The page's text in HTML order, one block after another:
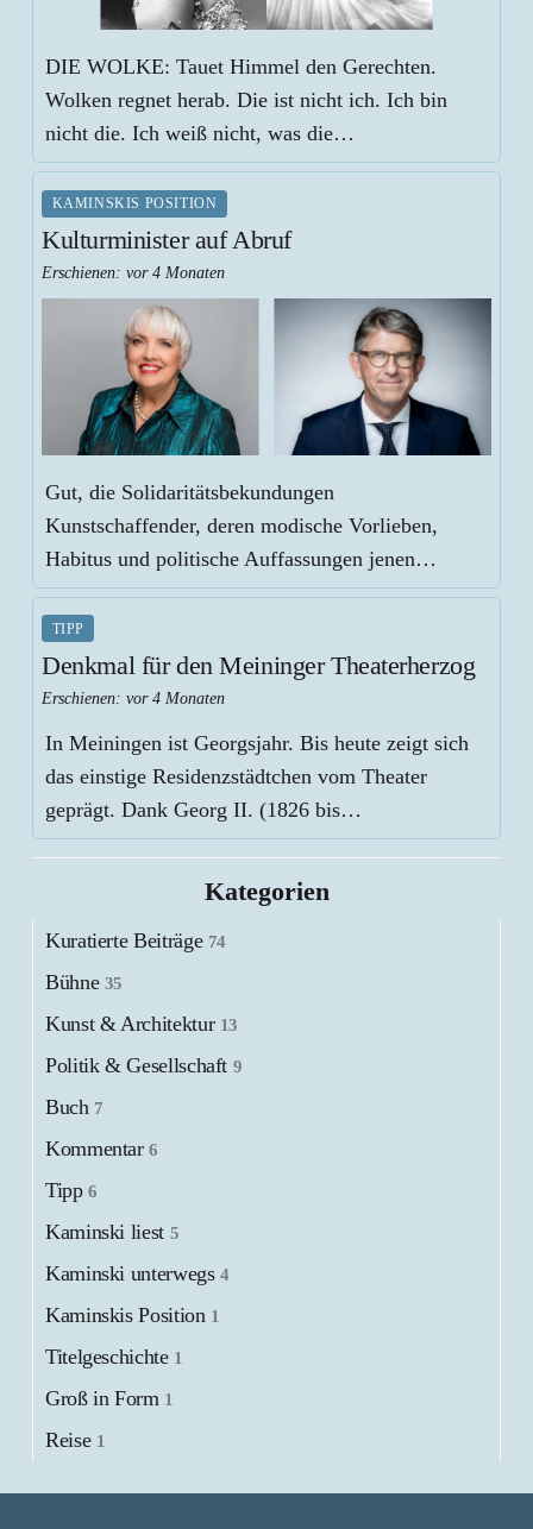
DIE WOLKE: Tauet Himmel den Gerechten.
Wolken regnet herab. Die ist nicht ich. Ich bin
nicht die. Ich weiß nicht, was die…
KAMINSKIS POSITION
Kulturminister auf Abruf
Erschienen:vor 4 Monaten
Gut, die Solidaritätsbekundungen
Kunstschaffender, deren modische Vorlieben,
Habitus und politische Auffassungen jenen…
TIPP
Denkmal für den Meininger Theaterherzog
Erschienen:vor 4 Monaten
In Meiningen ist Georgsjahr. Bis heute zeigt sich
das einstige Residenzstädtchen vom Theater
geprägt. Dank Georg II. (1826 bis…
Kategorien
Kuratierte Beiträge 74
Bühne 35
Kunst & Architektur 13
Politik & Gesellschaft 9
Buch 7
Kommentar6
Tipp6
Kaminski liest 5
Kaminski unterwegs4
Kaminskis Position 1
Titelgeschichte 1
Groß in Form 1
Reise 1